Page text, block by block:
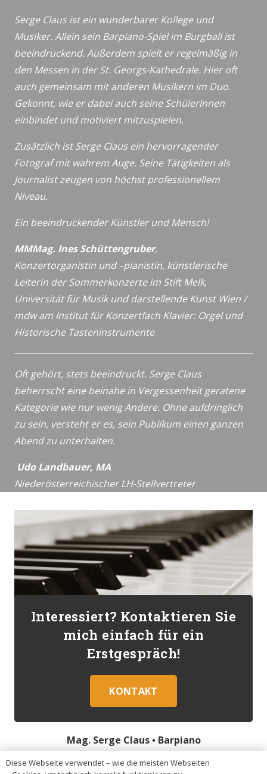
Serge Claus ist ein wunderbarer Kollege und
Musiker. Allein sein Barpiano-Spiel im Burgball ist
beeindruckend. Außerdem spielt er regelmäßig in
den Messen in der St. Georgs-Kathedrale. Hier oft
auch gemeinsam mit anderen Musikern im Duo.
Gekonnt, wie er dabei auch seine SchülerInnen
einbindet und motiviert mitzuspielen.
Zusätzlich ist Serge Claus ein hervorragender
Fotograf mit wahrem Auge. Seine Tätigkeiten als
Journalist zeugen von höchst professionellem
Niveau.
Ein beeindruckender Künstler und Mensch!
MMMag. Ines Schüttengruber,
Konzertorganistin und –pianistin, künstlerische
Leiterin der Sommerkonzerte im Stift Melk,
Universität für Musik und darstellende Kunst Wien /
mdwam Institut für Konzertfach Klavier: Orgel und
Historische Tasteninstrumente
Oft gehört, stets beeindruckt. Serge Claus
beherrscht eine beinahe in Vergessenheit geratene
Kategorie wie nur wenig Andere. Ohne aufdringlich
zu sein, versteht er es, sein Publikum einen ganzen
Abend zu unterhalten.
Udo Landbauer, MA
Niederösterreichischer LH-Stellvertreter
Interessiert? Kontaktieren Sie
mich einfach für ein
Erstgespräch!
KONTAKT
Mag. Serge Claus • Barpiano
Diese Webseite verwendet – wie die meisten Webseiten